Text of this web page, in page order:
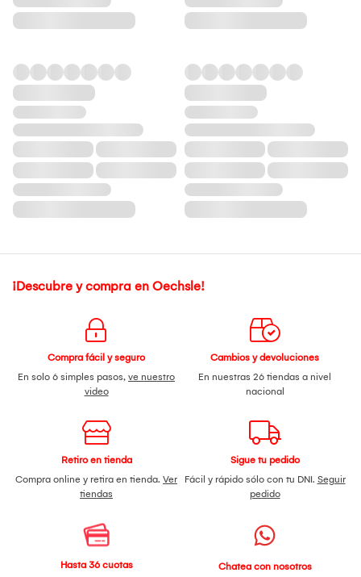
¡Descubre y compra en Oechsle!
Compra fácil y seguro
En solo 6 simples pasos, ve nuestro
video
Cambios y devoluciones
En nuestras 26 tiendas a nivel
nacional
Retiro en tienda
Compra online y retira en tienda. Ver
tiendas
Sigue tu pedido
Fácil y rápido sólo con tu DNI. Seguir
pedido
Hasta 36 cuotas
Chatea con nosotros